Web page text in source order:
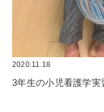
2020.11.18
3年生の小児看護学実